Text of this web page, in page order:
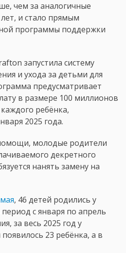
чем за аналогичные
и стало прямым
программы поддержки
запустила систему
и ухода за детьми для
предусматривает
в размере 100 миллионов
ребёнка,
2025 года.
молодые родители
декретного
нанять замену на
, 46 детей родились у
с января по апрель
за весь 2025 год у
23 ребёнка, а в